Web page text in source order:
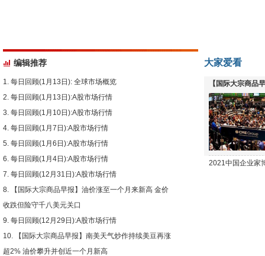
编辑推荐
每日回顾(1月13日): 全球市场概览
每日回顾(1月13日):A股市场行情
每日回顾(1月10日):A股市场行情
每日回顾(1月7日):A股市场行情
每日回顾(1月6日):A股市场行情
每日回顾(1月4日):A股市场行情
每日回顾(12月31日):A股市场行情
【国际大宗商品早报】油价涨至一个月来新高 金价
收跌但险守千八美元关口
每日回顾(12月29日):A股市场行情
【国际大宗商品早报】南美天气炒作持续美豆再涨
超2% 油价攀升并创近一个月新高
大家爱看
【国际大宗商品
下跌
2021中国企业家